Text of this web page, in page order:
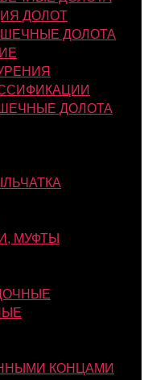
ДОЛОТ
ДОЛОТА
ДОЛОТА
МУФТЫ
КОНЦАМИ